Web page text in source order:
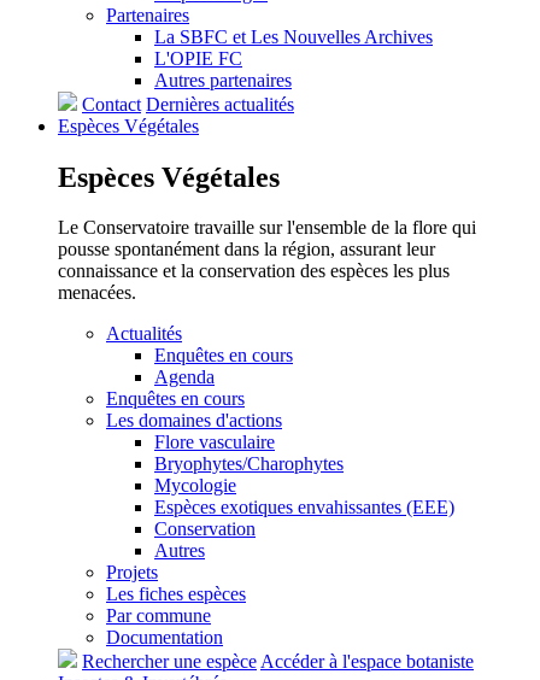
Partenaires
La SBFC et Les Nouvelles Archives
L'OPIE FC
Autres partenaires
Contact Dernières actualités
Espèces Végétales
Espèces Végétales
Le Conservatoire travaille sur l'ensemble de la flore qui
pousse spontanément dans la région, assurant leur
connaissance et la conservation des espèces les plus
menacées.
Actualités
Enquêtes en cours
Agenda
Enquêtes en cours
Les domaines d'actions
Flore vasculaire
Bryophytes/Charophytes
Mycologie
Espèces exotiques envahissantes (EEE)
Conservation
Autres
Projets
Les fiches espèces
Par commune
Documentation
Rechercher une espèceAccéder à l'espace botaniste